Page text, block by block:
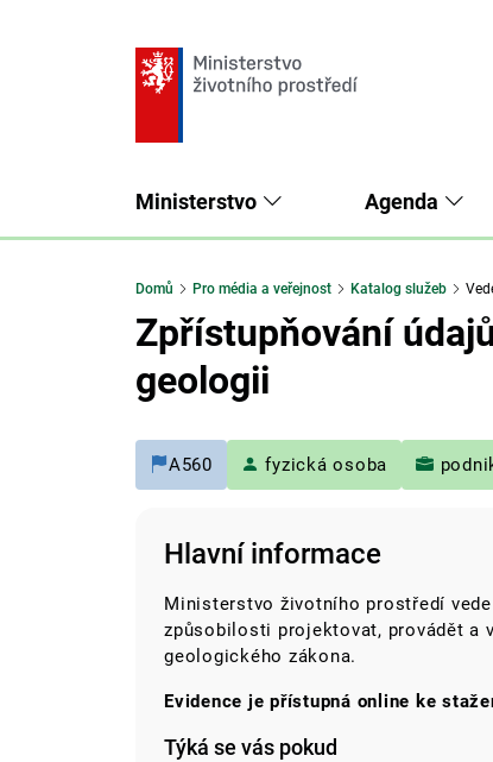
Ministerstvo Agenda
Domů Pro média a veřejnost Katalog služeb
Zpřístupňování
geologii
A560 fyzická osoba
Hlavní informace
Ministerstvo životního prostředí
způsobilosti projektovat, provádět a
geologického zákona.
Evidence je přístupná online ke
Týká se vás pokud